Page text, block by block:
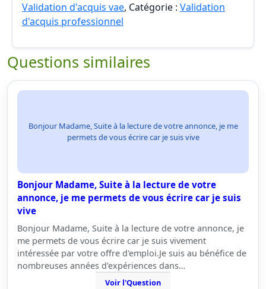
Validation d'acquis vae, Catégorie : Validation
d'acquis professionnel
Questions similaires
Bonjour Madame, Suite à la lecture de votre annonce, je me
permets de vous écrire car je suis vive
Bonjour Madame, Suite à la lecture de votre
annonce, je me permets de vous écrire car je suis
vive
Bonjour Madame, Suite à la lecture de votre annonce, je
me permets de vous écrire car je suis vivement
intéressée par votre offre d'emploi.Je suis au bénéfice de
nombreuses années d'expériences dans…
Voir l'Question